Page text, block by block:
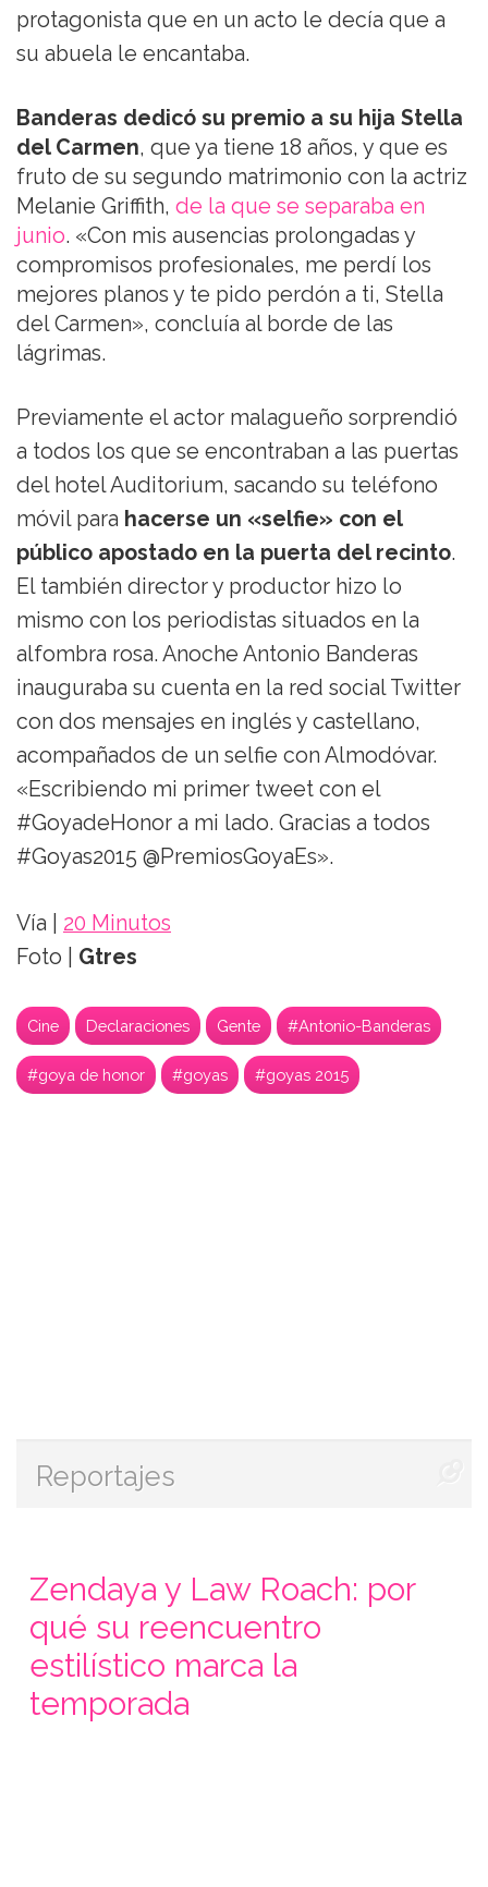
protagonista que en un acto le decía que a
su abuela le encantaba.
Banderas dedicó su premio a su hija Stella
del Carmen, que ya tiene 18 años, y que es
fruto de su segundo matrimonio con la actriz
Melanie Griffith, de la que se separaba en
junio. «Con mis ausencias prolongadas y
compromisos profesionales, me perdí los
mejores planos y te pido perdón a ti, Stella
del Carmen», concluía al borde de las
lágrimas.
Previamente el actor malagueño sorprendió
a todos los que se encontraban a las puertas
del hotel Auditorium, sacando su teléfono
móvil para hacerse un «selfie» con el
público apostado en la puerta del recinto.
El también director y productor hizo lo
mismo con los periodistas situados en la
alfombra rosa. Anoche Antonio Banderas
inauguraba su cuenta en la red social Twitter
con dos mensajes en inglés y castellano,
acompañados de un selfie con Almodóvar.
«Escribiendo mi primer tweet con el
#GoyadeHonor a mi lado. Gracias a todos
#Goyas2015 @PremiosGoyaEs».
Vía | 20 Minutos
Foto | Gtres
Cine Declaraciones Gente #Antonio-Banderas
#goya de honor #goyas #goyas 2015
Reportajes
Zendaya y Law Roach: por
qué su reencuentro
estilístico marca la
temporada